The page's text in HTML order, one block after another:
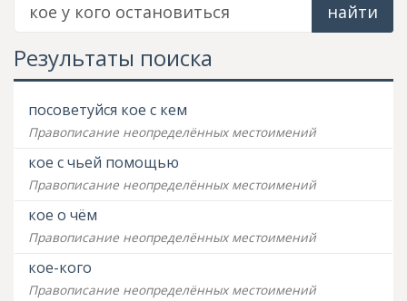
найти
Результаты поиска
посоветуйся кое с кем
Правописание неопределённых местоимений
кое с чьей помощью
Правописание неопределённых местоимений
кое о чём
Правописание неопределённых местоимений
кое-кого
Правописание неопределённых местоимений